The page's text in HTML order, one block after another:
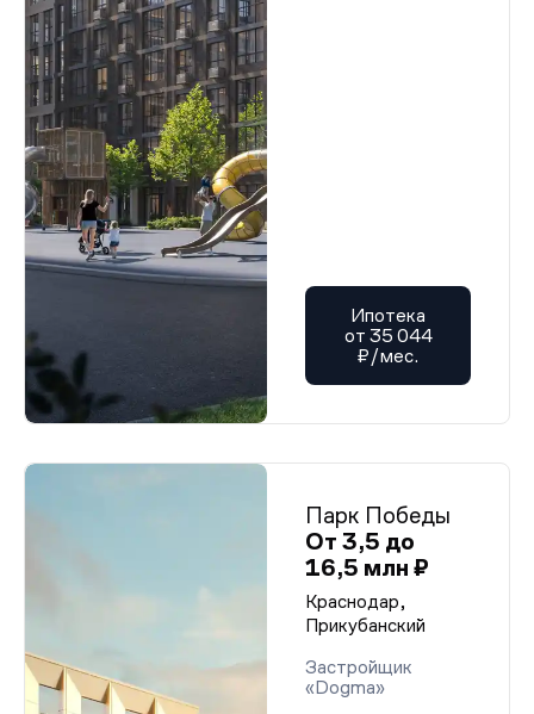
Ипотека
от 35 044
₽/мес.
Парк Победы
От 3,5 до
16,5 млн ₽
Краснодар,
Прикубанский
Застройщик
«Dogma»